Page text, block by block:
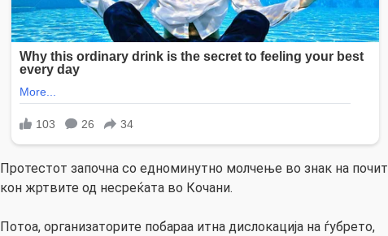
Протестот започна со едноминутно молчење во знак на почит
кон жртвите од несреќата во Кочани.
Потоа, организаторите побараа итна дислокација на ѓубрето,